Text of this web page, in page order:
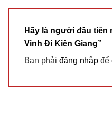
Hãy là người đầu tiên
Vinh Đi Kiên Giang”
Bạn phải đăng nhập để